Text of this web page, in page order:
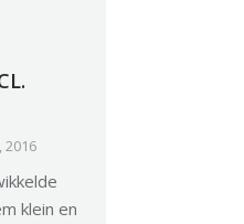
2016
klein en